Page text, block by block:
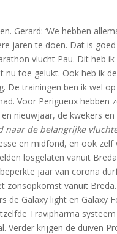
Gerard: ‘We hebben
jaren te doen. Dat is
vlucht Pau. Dit heb
toe gelukt. Ook heb ik
De trainingen ben ik wel
Voor Perigueux hebben
nieuwjaar, de kwekers
naar de belangrijke
en midfond, en ook
losgelaten vanuit
jaar van corona
vanuit
Galaxy light en Galaxy
Travipharma
krijgen de duiven